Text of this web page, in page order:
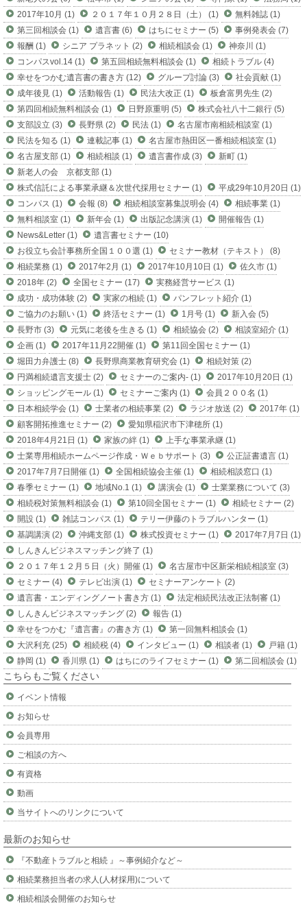
2017年10月 (1)
２０１７年１０月２８日（土） (1)
無料雑誌 (1)
第三回相談会 (1)
遺言書 (6) はちにセミナー (5)
事例発表会 (7)
報酬 (1)
シニア プラネット (2) 相続相談会 (1)
神奈川 (1)
コンパスvol.14 (1)
第五回相続無料相談会 (1)
相続トラブル (4)
幸せをつかむ遺言書の書き方 (12)
グループ討論 (3)
社会貢献 (1)
成年後見 (1)
活動報告 (1) 民法大改正 (1)
板倉富男先生 (2)
第四回相続無料相談会 (1)
日野原重明 (5)
株式会社八十二銀行 (5)
支部設立 (3)
長野県 (2) 民法 (1)
名古屋市南相続相談室 (1)
民法を知る (1)
連載記事 (1)
名古屋市熱田区一番相続相談室 (1)
名古屋支部 (1)
相続相談 (1) 遺言書作成 (3)
新町 (1)
新老人の会 京都支部 (1)
株式信託による事業承継＆次世代採用セミナー (1)
平成29年10月20日 (1)
コンパス (1)
会報 (8) 相続相談室募集説明会 (4)
相続事業 (1)
無料相談室 (1)
新年会 (1) 出版記念講演 (1)
開催報告 (1)
News&Letter (1)
遺言書セミナー (10)
お役立ち会計事務所全国１００選 (1)
セミナー教材（テキスト） (8)
相続業務 (1)
2017年2月 (1) 2017年10月10日 (1)
佐久市 (1)
2018年 (2)
全国セミナー (17)
実務経営サービス (1)
成功・成功体験 (2)
実家の相続 (1)
パンフレット紹介 (1)
ご協力のお願い (1)
終活セミナー (1) 1月号 (1)
新入会 (5)
長野市 (3)
元気に老後を生きる (1) 相続協会 (2)
相談室紹介 (1)
企画 (1)
2017年11月22開催 (1)
第11回全国セミナー (1)
堀田力弁護士 (8)
長野県商業教育研究会 (1)
相続対策 (2)
円満相続遺言支援士 (2)
セミナーのご案内- (1)
2017年10月20日 (1)
ショッピングモール (1)
セミナーご案内 (1)
会員２００名 (1)
日本相続学会 (1)
士業者の相続事業 (2) ラジオ放送 (2)
2017年 (1)
顧客開拓推進セミナー (2)
愛知県稲沢市下津穂所 (1)
2018年4月21日 (1)
家族の絆 (1)
上手な事業承継 (1)
士業専用相続ホームページ作成・Ｗｅｂサポート (3)
公正証書遺言 (1)
2017年7月7日開催 (1)
全国相続協会主催 (1)
相続相談窓口 (1)
春季セミナー (1)
地域No.1 (1) 講演会 (1)
士業業務について (3)
相続税対策無料相談会 (1)
第10回全国セミナー (1)
相続セミナー (2)
開設 (1)
雑誌コンパス (1)
テリー伊藤のトラブルハンター (1)
基調講演 (2)
沖縄支部 (1) 株式投資セミナー (1)
2017年7月7日 (1)
しんきんビジネスマッチング終了 (1)
２０１７年１２月５日（火）開催 (1)
名古屋市中区新栄相続相談室 (3)
セミナー (4)
テレビ出演 (1)
セミナーアンケート (2)
遺言書・エンディングノート書き方 (1)
法定相続民法改正法制審 (1)
しんきんビジネスマッチング (2)
報告 (1)
幸せをつかむ『遺言書』の書き方 (1)
第一回無料相談会 (1)
大沢利充 (25)
相続税 (4) インタビュー (1) 相談者 (1)
戸籍 (1)
静岡 (1)
香川県 (1) はちにのライフセミナー (1) 第二回相談会 (1)
こちらもご覧ください
イベント情報
お知らせ
会員専用
ご相談の方へ
有資格
動画
当サイトへのリンクについて
最新のお知らせ
『不動産トラブルと相続 』～事例紹介など～
相続業務担当者の求人(人材採用)について
相続相談会開催のお知らせ